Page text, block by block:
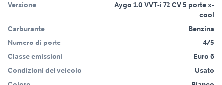
Versione
Aygo 1.0 VVT-i 72 CV 5 porte x-
cool
Carburante
Benzina
Numero di porte
4/5
Classe emissioni
Euro 6
Condizioni del veicolo
Usato